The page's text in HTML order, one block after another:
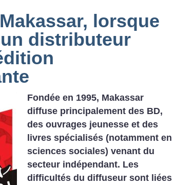
lorsque
distributeur
Fondée en 1995, Makassar
diffuse principalement des BD,
des ouvrages jeunesse et des
livres spécialisés (notamment en
sciences sociales) venant du
secteur indépendant. Les
difficultés du diffuseur sont liées